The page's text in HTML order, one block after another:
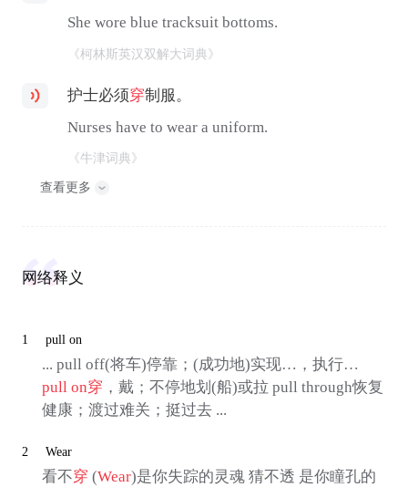
She wore blue tracksuit bottoms.
《柯林斯英汉双解大词典》
护士必须穿制服。
Nurses have to wear a uniform.
《牛津词典》
查看更多
网络释义
1 pull on
... pull off(将车)停靠；(成功地)实现…，执行…
pull on穿 ，戴；不停地划(船)或拉 pull through恢复
健康；渡过难关；挺过去 ...
2 Wear
看不穿 (Wear)是你失踪的灵魂 猜不透 是你瞳孔的